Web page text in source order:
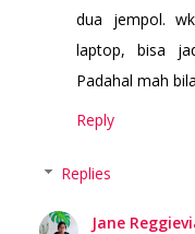
dua jempol.
laptop, bisa
Padahal mah
Reply
Replies
Jane